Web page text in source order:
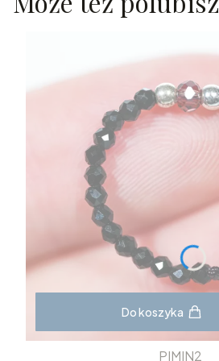
Do koszyka
PIMIN2